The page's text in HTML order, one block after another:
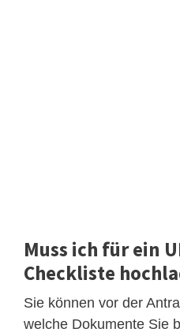
Muss ich für ein
Checkliste
Sie können vor der
welche Dokumente Sie